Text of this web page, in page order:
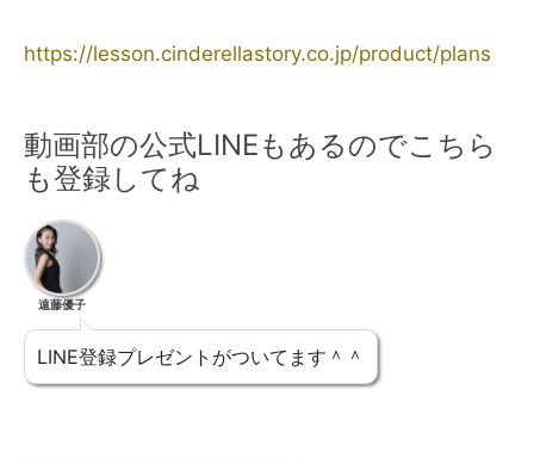
https://lesson.cinderellastory.co.jp/product/plans
動画部の公式LINEもあるのでこちら
も登録してね
遠藤優子
LINE登録プレゼントがついてます＾＾